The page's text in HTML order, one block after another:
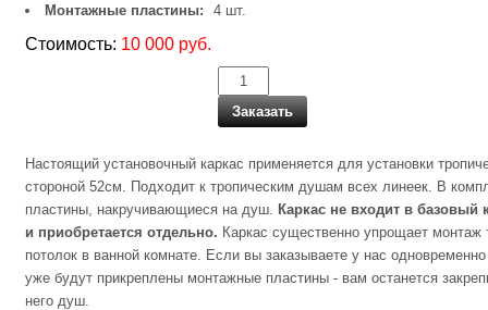
Монтажные пластины:
4 шт.
Стоимость: 10 000 руб.
Заказать
Настоящий установочный каркас применяется для установки
стороной 52см. Подходит к тропическим душам всех линеек. В
пластины, накручивающиеся на душ. Каркас не входит в базовый
и приобретается отдельно. Каркас существенно упрощает монтаж
потолок в ванной комнате. Если вы заказываете у нас
уже будут прикреплены монтажные пластины - вам останется
него душ.